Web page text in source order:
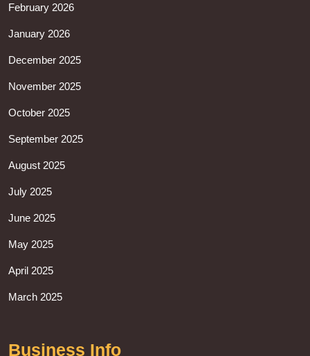
February 2026
January 2026
December 2025
November 2025
October 2025
September 2025
August 2025
July 2025
June 2025
May 2025
April 2025
March 2025
Business Info